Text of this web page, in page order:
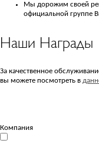
Мы дорожим своей
официальной группе
Наши Награды
За качественное
вы можете посмотреть в
Компания